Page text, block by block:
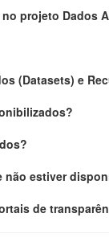
projeto Dados
(Datasets) e
não estiver
de